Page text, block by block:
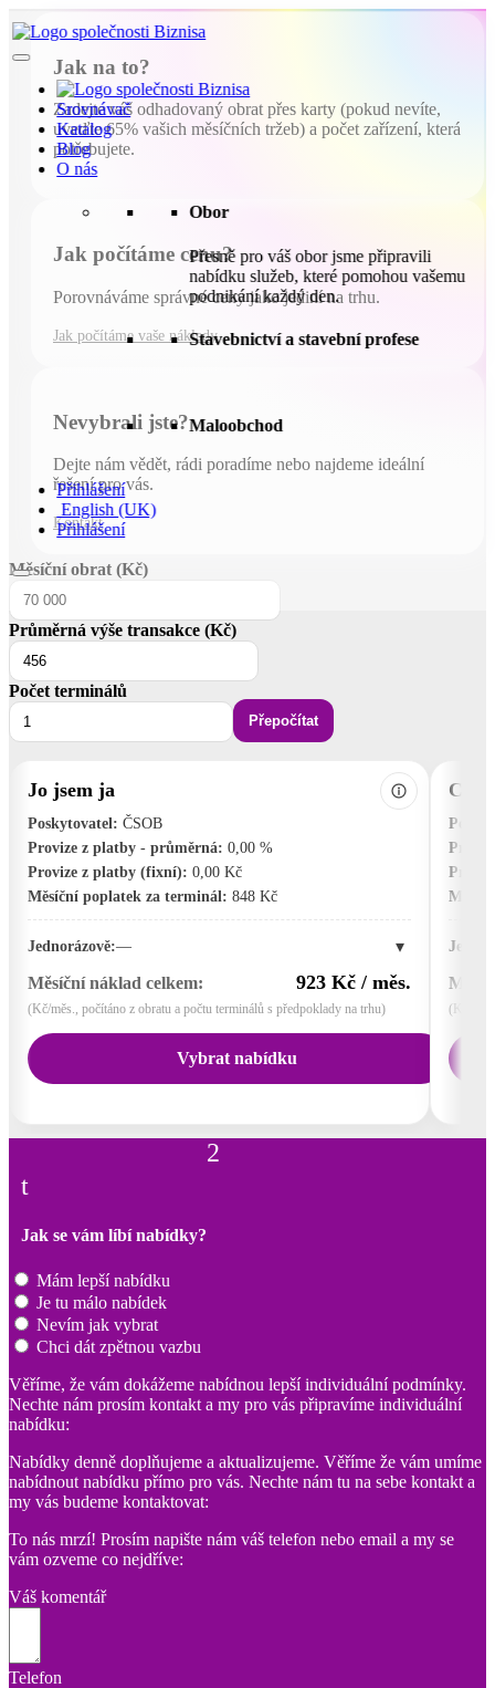
Srovnávač
Katalog
Blog
O nás
Obor
Přesně pro váš obor jsme připravili
nabídku služeb, které pomohou vašemu
podnikání každý den.
Stavebnictví a stavební profese
Maloobchod
Přihlášení
English (UK)
Přihlášení
Jak na to?
Zadejte váš odhadovaný obrat přes karty (pokud nevíte,
uveďte 65% vašich měsíčních tržeb) a počet zařízení, která
potřebujete.
Jak počítáme cenu?
Porovnáváme správné ceny jako jediní na trhu.
Jak počítáme vaše náklady
Nevybrali jste?
Dejte nám vědět, rádi poradíme nebo najdeme ideální
řešení pro vás.
Kontakt
Měsíční obrat (Kč)
Průměrná výše transakce (Kč)
Počet terminálů
Přepočítat
Jo jsem ja
Poskytovatel: ČSOB
Provize z platby - průměrná: 0,00 %
Provize z platby (fixní): 0,00 Kč
Měsíční poplatek za terminál: 848 Kč
Jednorázově:—
▾
Měsíční náklad celkem:
923 Kč / měs.
(Kč/měs., počítáno z obratu a počtu terminálů s předpoklady na trhu)
Vybrat nabídku
(Kč/
t
Jak se vám líbí nabídky?
2
Mám lepší nabídku
Je tu málo nabídek
Nevím jak vybrat
Chci dát zpětnou vazbu
Věříme, že vám dokážeme nabídnou lepší individuální podmínky.
Nechte nám prosím kontakt a my pro vás připravíme individuální
nabídku:
Nabídky denně doplňujeme a aktualizujeme. Věříme že vám umíme
nabídnout nabídku přímo pro vás. Nechte nám tu na sebe kontakt a
my vás budeme kontaktovat:
To nás mrzí! Prosím napište nám váš telefon nebo email a my se
vám ozveme co nejdříve:
Váš komentář
Telefon